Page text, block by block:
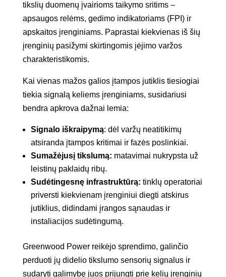
tikslių duomenų įvairioms taikymo sritims –
apsaugos relėms, gedimo indikatoriams (FPI) ir
apskaitos įrenginiams. Paprastai kiekvienas iš šių
įrenginių pasižymi skirtingomis įėjimo varžos
charakteristikomis.
Kai vienas mažos galios įtampos jutiklis tiesiogiai
tiekia signalą keliems įrenginiams, susidariusi
bendra apkrova dažnai lemia:
Signalo iškraipymą: dėl varžų neatitikimų
atsiranda įtampos kritimai ir fazės poslinkiai.
Sumažėjusį tikslumą: matavimai nukrypsta už
leistinų paklaidų ribų.
Sudėtingesnę infrastruktūrą: tinklų operatoriai
priversti kiekvienam įrenginiui diegti atskirus
jutiklius, didindami įrangos sąnaudas ir
instaliacijos sudėtingumą.
Greenwood Power reikėjo sprendimo, galinčio
perduoti jų didelio tikslumo sensorių signalus ir
sudaryti galimybę juos prijungti prie kelių įrenginių